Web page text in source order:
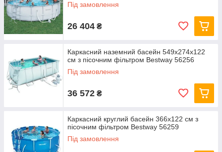
Під замовлення
26 404 ₴
Каркасний наземний басейн 549x274x122
см з пісочним фільтром Bestway 56256
Під замовлення
36 572 ₴
Каркасний круглий басейн 366x122 см з
пісочним фільтром Bestway 56259
Під замовлення